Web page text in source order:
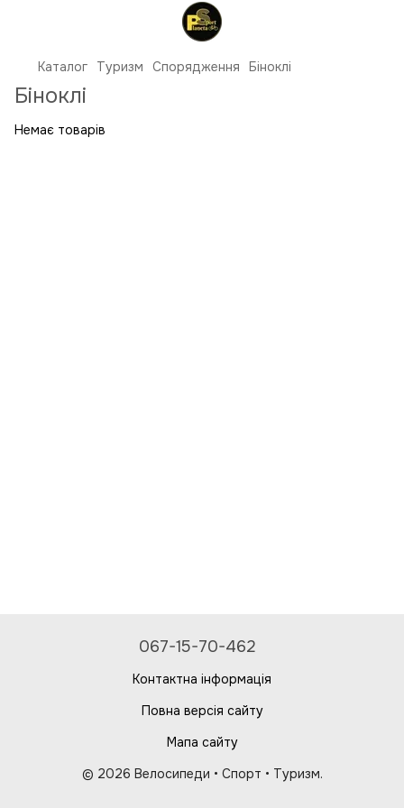
Каталог Туризм Спорядження Біноклі
Біноклі
Немає товарів
067-15-70-462
Контактна інформація
Повна версія сайту
Мапа сайту
© 2026 Велосипеди • Спорт • Туризм.